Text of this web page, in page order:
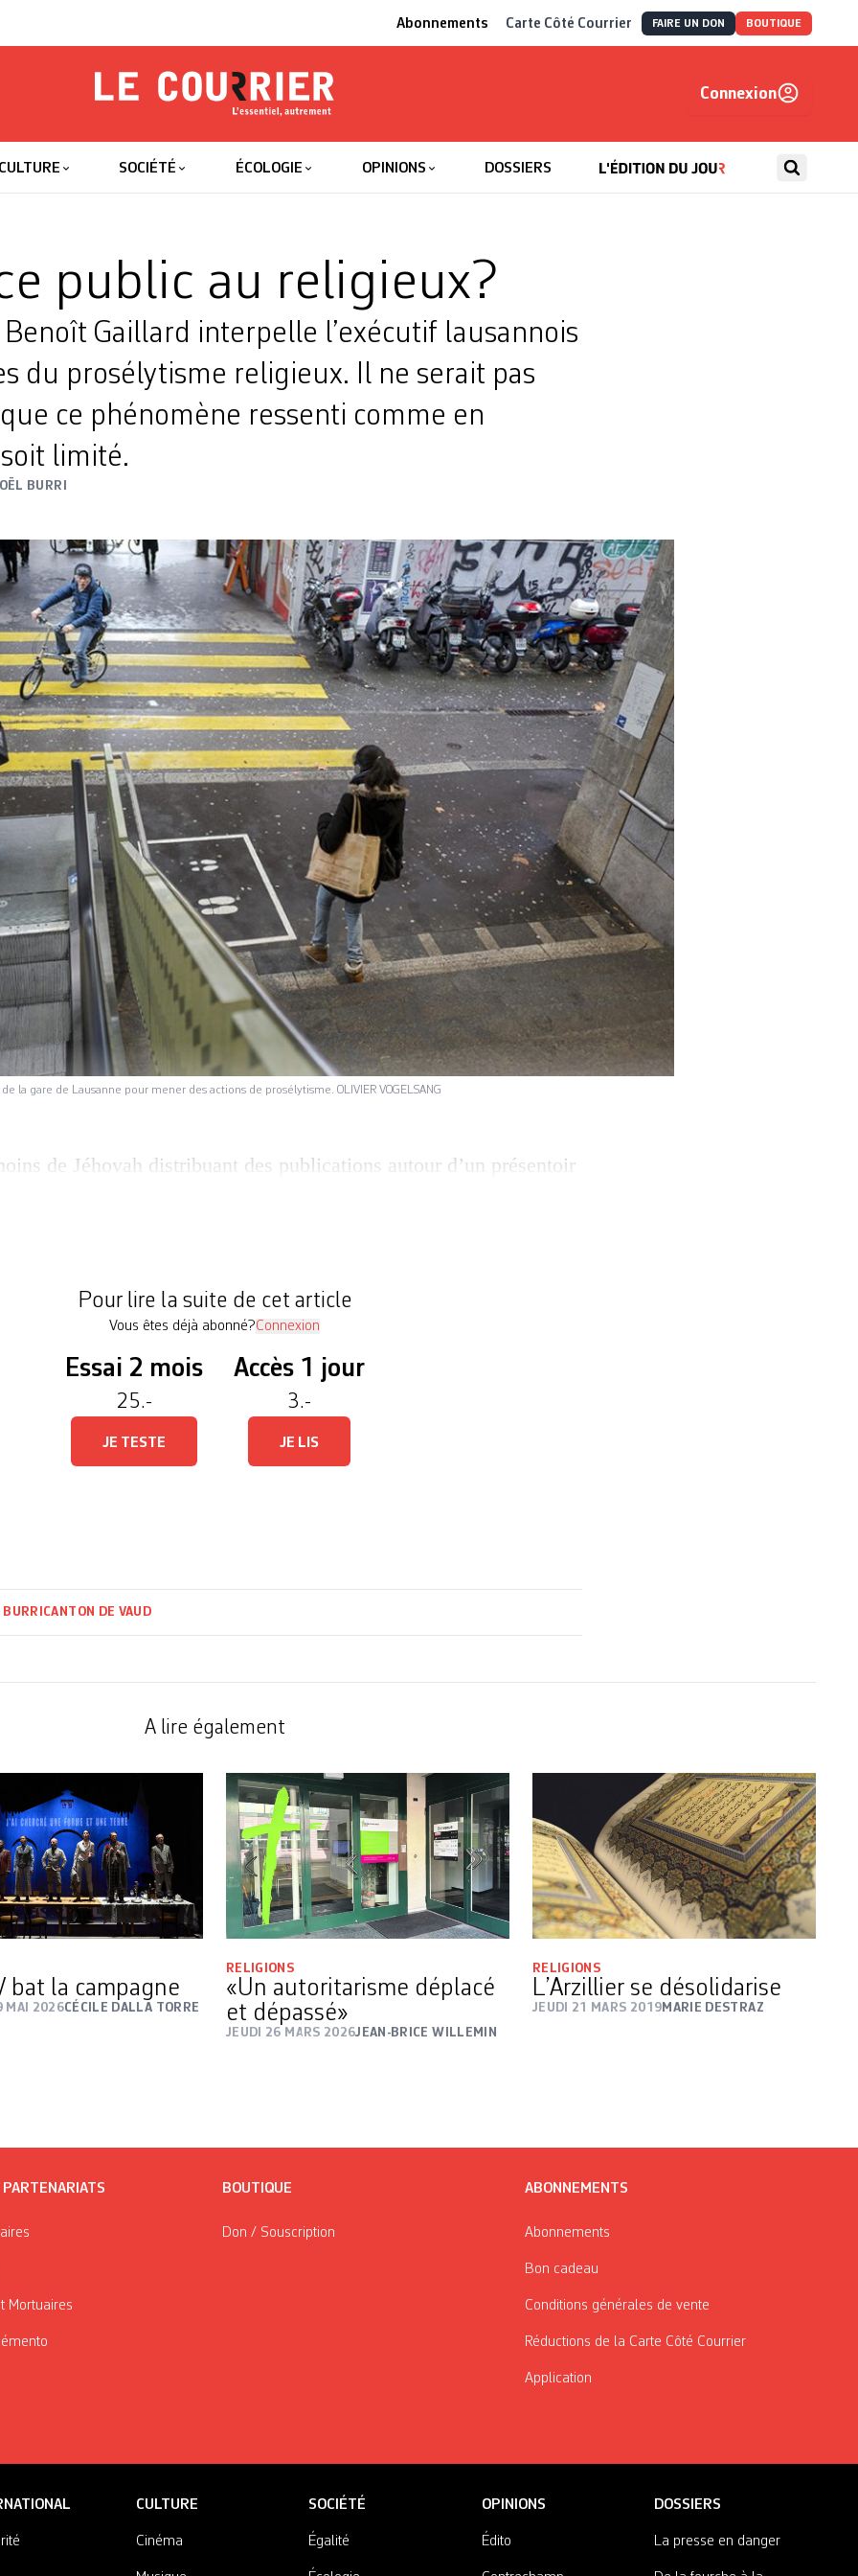
Abonnements Carte Côté Courrier FAIRE UN DON BOUTIQUE
Le Courrier
Connexion
CULTURE SOCIÉTÉ ÉCOLOGIE OPINIONS DOSSIERS
public au religieux?
Benoît Gaillard interpelle l’exécutif lausannois
du prosélytisme religieux. Il ne serait pas
ce phénomène ressenti comme en
limité.
BURRI
la gare de Lausanne pour mener des actions de prosélytisme. OLIVIER VOGELSANG
de Jéhovah distribuant des publications autour d’un présentoir
Pour lire la suite de cet article
Vous êtes déjà abonné?Connexion
Essai 2 mois
25.-
JE TESTE
Accès 1 jour
3.-
JE LIS
CANTON DE VAUD
A lire également
bat la campagne
MAI 2026CÉCILE DALLA TORRE
RELIGIONS
«Un autoritarisme déplacé
et dépassé»
JEUDI 26 MARS 2026JEAN-BRICE WILLEMIN
RELIGIONS
L’Arzillier se désolidarise
JEUDI 21 MARS 2019 MARIE DESTRAZ
Mortuaires
BOUTIQUE
Don / Souscription
ABONNEMENTS
Abonnements
Bon cadeau
Conditions générales de vente
Réductions de la Carte Côté Courrier
Application
CULTURE
Cinéma
SOCIÉTÉ
Égalité
OPINIONS
Édito
DOSSIERS
La presse en danger